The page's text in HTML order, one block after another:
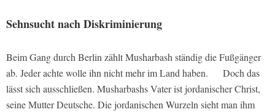
Sehnsucht nach Diskriminierung
Beim Gang durch Berlin zählt Musharbash ständig die Fußgänger
ab. Jeder achte wolle ihn nicht mehr im Land haben. Doch das
lässt sich ausschließen. Musharbashs Vater ist jordanischer Christ,
seine Mutter Deutsche. Die jordanischen Wurzeln sieht man ihm